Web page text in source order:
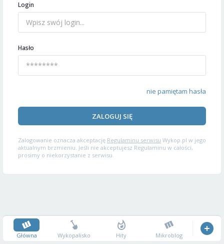
Login
Hasło
nie pamiętam hasła
ZALOGUJ SIĘ
Zalogowanie oznacza akceptację Regulaminu serwisu Wykop.pl w jego
aktualnym brzmieniu. Jeśli nie akceptujesz Regulaminu w całości,
prosimy o niekorzystanie z serwisu.
Główna Wykopalisko Hity Mikroblog